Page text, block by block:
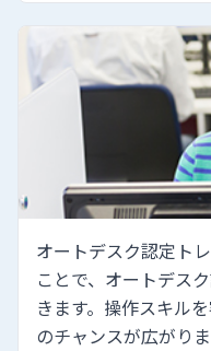
オートデスク認定ト
ことで、オートデス
きます。操作スキル
のチャンスが広がりま